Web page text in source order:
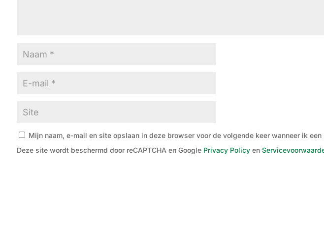
Mijn naam, e-mail en site opslaan in deze browser voor de volgende keer wanneer ik
Deze site wordt beschermd door reCAPTCHA en Google Privacy Policyen